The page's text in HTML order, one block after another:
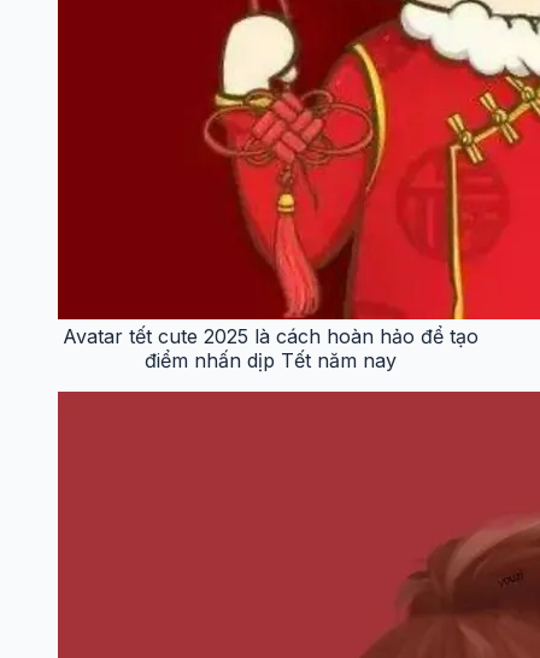
Avatar tết cute 2025 là cách hoàn hảo để tạo
điểm nhấn dịp Tết năm nay